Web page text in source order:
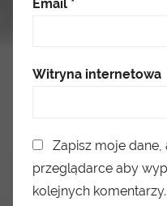
Email *
Witryna internetowa
Zapisz moje
przeglądarce aby
kolejnych komentarzy.